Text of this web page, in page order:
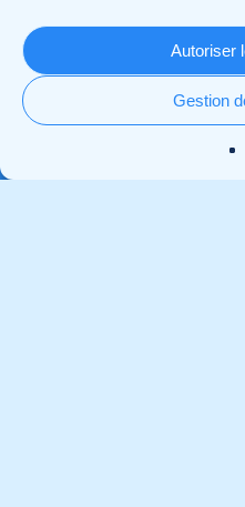
Autoriser
Gestion